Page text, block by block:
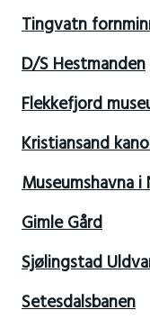
Tingvatn
D/S Hestmanden
Flekkefjord
Kristiansand
Museumshavna i
Gimle Gård
Sjølingstad
Setesdalsbanen